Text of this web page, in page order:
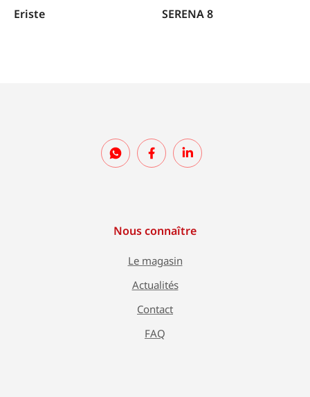
Eriste SERENA 8
Nous connaître
Le magasin
Actualités
Contact
FAQ